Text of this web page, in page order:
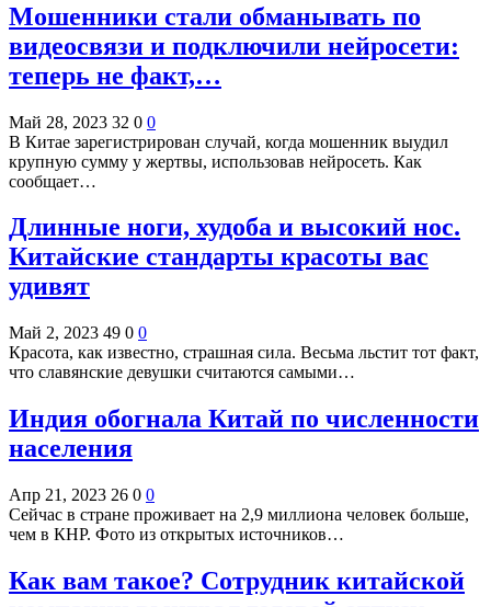
Мошенники стали обманывать по
видеосвязи и подключили нейросети:
теперь не факт,…
Май 28, 2023 32 0 0
В Китае зарегистрирован случай, когда мошенник выудил
крупную сумму у жертвы, использовав нейросеть. Как
сообщает…
Длинные ноги, худоба и высокий нос.
Китайские стандарты красоты вас
удивят
Май 2, 2023 49 0 0
Красота, как известно, страшная сила. Весьма льстит тот факт,
что славянские девушки считаются самыми…
Индия обогнала Китай по численности
населения
Апр 21, 2023 26 0 0
Сейчас в стране проживает на 2,9 миллиона человек больше,
чем в КНР. Фото из открытых источников…
Как вам такое? Сотрудник китайской